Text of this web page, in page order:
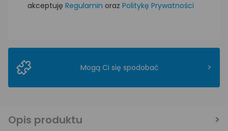
akceptuję Regulamin oraz Politykę Prywatności
Mogą Ci się spodobać >
Opis produktu